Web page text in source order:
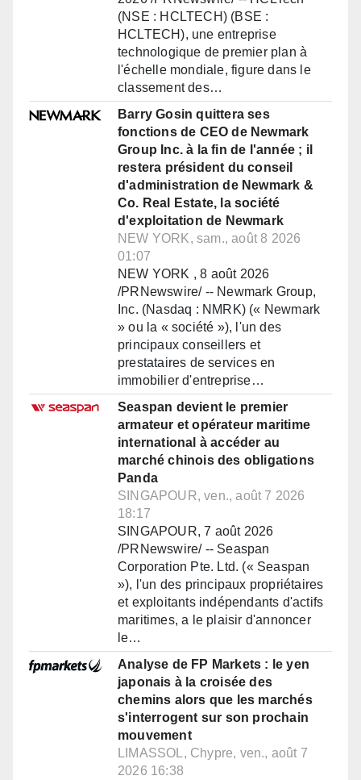
(NSE : HCLTECH) (BSE :
HCLTECH), une entreprise
technologique de premier plan à
l'échelle mondiale, figure dans le
classement des…
Barry Gosin quittera ses
fonctions de CEO de Newmark
Group Inc. à la fin de l'année ; il
restera président du conseil
d'administration de Newmark &
Co. Real Estate, la société
d'exploitation de Newmark
NEW YORK, sam., août 8 2026
01:07
NEW YORK , 8 août 2026
/PRNewswire/ -- Newmark Group,
Inc. (Nasdaq : NMRK) (« Newmark
» ou la « société »), l'un des
principaux conseillers et
prestataires de services en
immobilier d'entreprise…
Seaspan devient le premier
armateur et opérateur maritime
international à accéder au
marché chinois des obligations
Panda
SINGAPOUR, ven., août 7 2026
18:17
SINGAPOUR, 7 août 2026
/PRNewswire/ -- Seaspan
Corporation Pte. Ltd. (« Seaspan
»), l'un des principaux propriétaires
et exploitants indépendants d'actifs
maritimes, a le plaisir d'annoncer
le…
Analyse de FP Markets : le yen
japonais à la croisée des
chemins alors que les marchés
s'interrogent sur son prochain
mouvement
LIMASSOL, Chypre, ven., août 7
2026 16:38